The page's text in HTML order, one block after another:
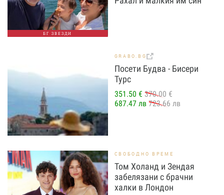
БГ ЗВЕЗДИ
GRABO.BG
Посети Будва - Бисери
Турс
351.50 € 370.00 €
687.47 лв 723.66 лв
СВОБОДНО ВРЕМЕ
Том Холанд и Зендая
забелязани с брачни
халки в Лондон